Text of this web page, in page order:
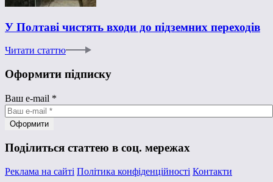
У Полтаві чистять входи до підземних переходів
Читати статтю
Оформити підписку
Ваш e-mail *
Поділиться статтею в соц. мережах
Реклама на сайті Політика конфіденційності Контакти